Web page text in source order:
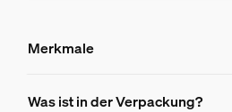
Merkmale
Merkmale
Was ist in der Verpackung?